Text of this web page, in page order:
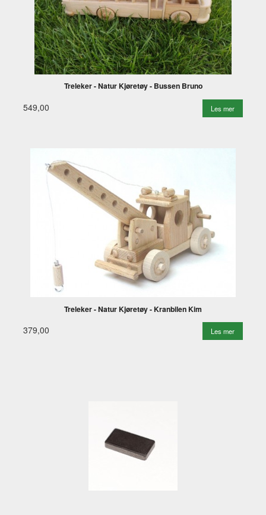
Treleker - Natur Kjøretøy - Bussen Bruno
549,00 Les mer
Treleker - Natur Kjøretøy - Kranbilen Kim
379,00 Les mer